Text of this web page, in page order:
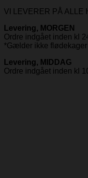
VI LEVERER PÅ ALLE
Levering, MORGEN
Ordre indgået inden kl
*Gælder ikke flødekager
Levering, MIDDAG
Ordre indgået inden kl